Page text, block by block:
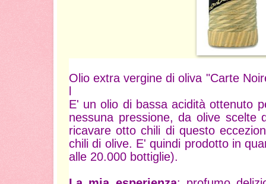
Olio extra vergine di oliva "Carte
E' un olio di bassa acidità ottenuto
nessuna pressione, da olive scelte
ricavare otto chili di questo
chili di olive. E' quindi prodotto in
alle 20.000 bottiglie).